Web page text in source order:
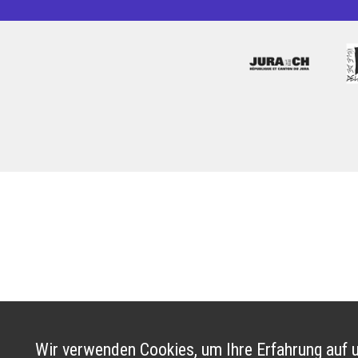
Wir verwenden Cookies, um Ihre Erfahrung